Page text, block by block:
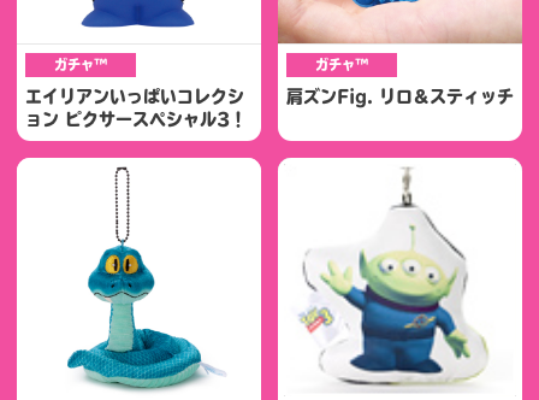
ガチャ™
エイリアンいっぱいコレクシ
ョン ピクサースペシャル3！
ガチャ™
肩ズンFig. リロ＆スティッチ